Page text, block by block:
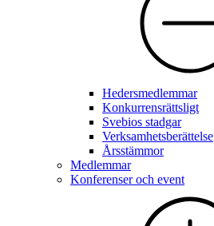
Hedersmedlemmar
Konkurrensrättsligt
Svebios stadgar
Verksamhetsberättelse
Årsstämmor
Medlemmar
Konferenser och event